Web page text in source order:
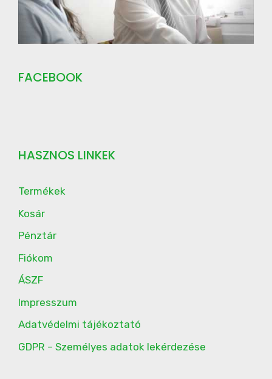
FACEBOOK
HASZNOS LINKEK
Termékek
Kosár
Pénztár
Fiókom
ÁSZF
Impresszum
Adatvédelmi tájékoztató
GDPR – Személyes adatok lekérdezése